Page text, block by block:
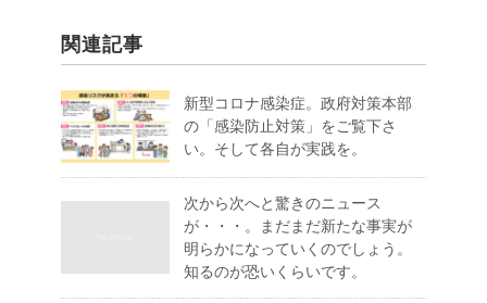
関連記事
新型コロナ感染症。政府対策本部
の「感染防止対策」をご覧下さ
い。そして各自が実践を。
次から次へと驚きのニュース
が・・・。まだまだ新たな事実が
明らかになっていくのでしょう。
知るのが恐いくらいです。